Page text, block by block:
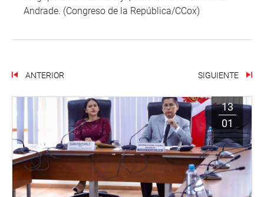
Andrade. (Congreso de la República/CCox)
ANTERIOR SIGUIENTE
13
01